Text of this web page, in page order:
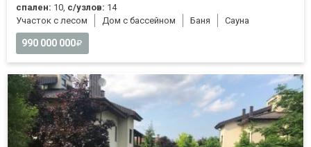
спален: 10, с/узлов: 14
Участок с лесом
Дом с бассейном Баня Cауна
990 000 000